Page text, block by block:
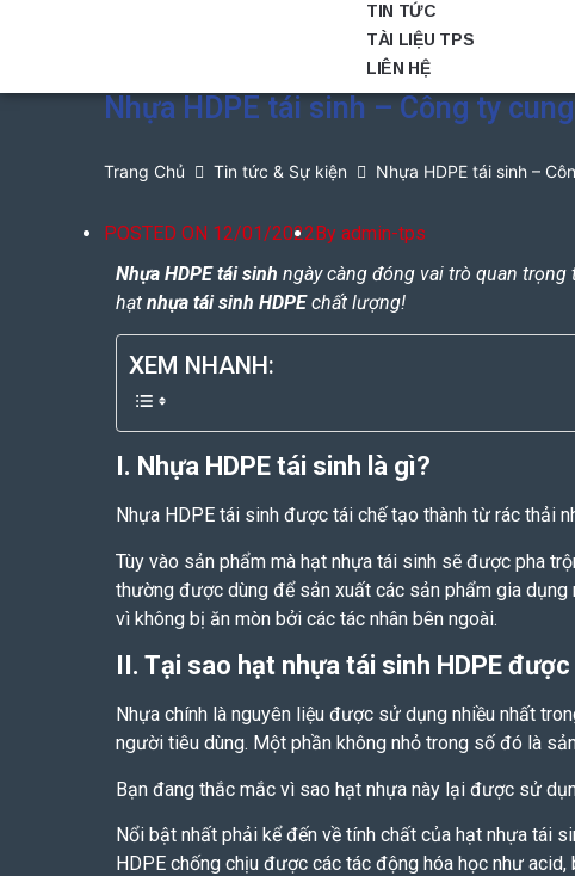
TIN TỨC
TÀI LIỆU TPS
LIÊN HỆ
Nhựa HDPE tái sinh – Công ty
Trang Chủ Tin tức & Sự kiện Nhựa HDPE tái sinh –
POSTED ON 12/01/2022By admin-tps
Nhựa HDPE tái sinh ngày càng đóng vai trò quan
hạt nhựa tái sinh HDPEchất lượng!
XEM NHANH:
I. Nhựa HDPE tái sinh là gì?
Nhựa HDPE tái sinh được tái chế tạo thành từ rác thải
Tùy vào sản phẩm mà hạt nhựa tái sinh sẽ được pha
thường được dùng để sản xuất các sản phẩm gia
vì không bị ăn mòn bởi các tác nhân bên ngoài.
II. Tại sao hạt nhựa tái sinh HDPE
Nhựa chính là nguyên liệu được sử dụng nhiều nhất
người tiêu dùng. Một phần không nhỏ trong số đó là
Bạn đang thắc mắc vì sao hạt nhựa này lại được sử
Nổi bật nhất phải kể đến về tính chất của hạt nhựa tái
HDPE chống chịu được các tác động hóa học như